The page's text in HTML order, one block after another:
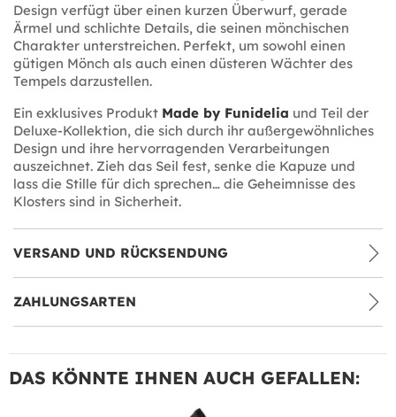
Design verfügt über einen kurzen Überwurf, gerade
Ärmel und schlichte Details, die seinen mönchischen
Charakter unterstreichen. Perfekt, um sowohl einen
gütigen Mönch als auch einen düsteren Wächter des
Tempels darzustellen.
Ein exklusives Produkt Made by Funidelia und Teil der
Deluxe-Kollektion, die sich durch ihr außergewöhnliches
Design und ihre hervorragenden Verarbeitungen
auszeichnet. Zieh das Seil fest, senke die Kapuze und
lass die Stille für dich sprechen… die Geheimnisse des
Klosters sind in Sicherheit.
VERSAND UND RÜCKSENDUNG
ZAHLUNGSARTEN
DAS KÖNNTE IHNEN AUCH GEFALLEN: